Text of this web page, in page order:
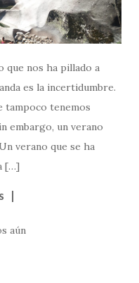
que nos ha pillado a
es la incertidumbre.
tampoco tenemos
embargo, un verano
verano que se ha
[…]
aún